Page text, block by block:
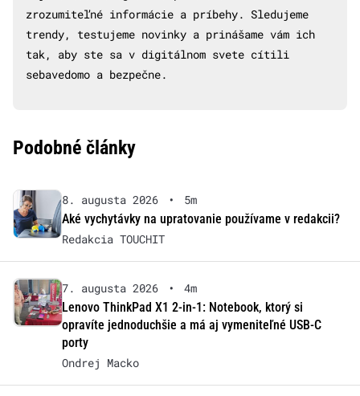
zrozumiteľné informácie a príbehy. Sledujeme
trendy, testujeme novinky a prinášame vám ich
tak, aby ste sa v digitálnom svete cítili
sebavedomo a bezpečne.
Podobné články
8. augusta 2026 •
5m
Aké vychytávky na upratovanie používame v redakcii?
Redakcia TOUCHIT
7. augusta 2026 •
4m
Lenovo ThinkPad X1 2-in-1: Notebook, ktorý si
opravíte jednoduchšie a má aj vymeniteľné USB-C
porty
Ondrej Macko